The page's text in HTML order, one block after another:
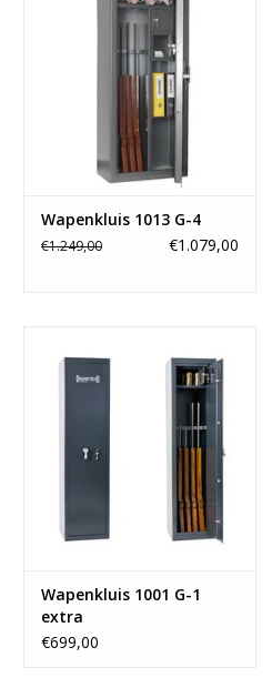
- 3 binnenkluizen
- 110 kg
TOEVOEGEN AAN WINKELWAGEN
Wapenkluis 1013 G-4
€1.249,00 €1.079,00
- Ruimte voor 6 geweren
- 1 binnenkluis
Wapenkluis 1001 G-1
extra
€699,00